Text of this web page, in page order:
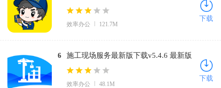
效率办公 121.7M
下载
6 施工现场服务最新版下载v5.4.6 最新版
效率办公 48.1M
下载